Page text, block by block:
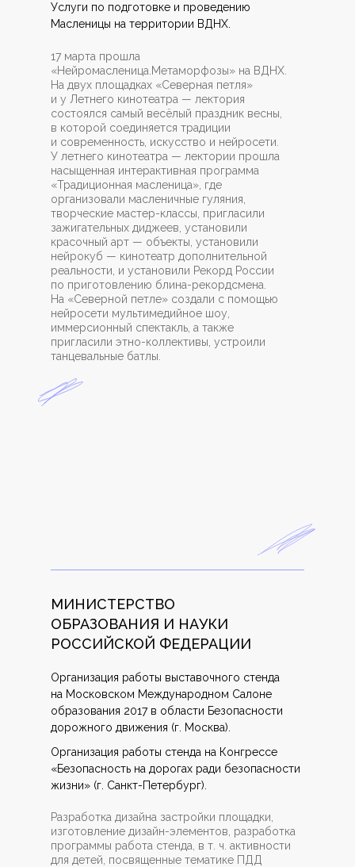
Организация работы стенда на Конгрессе
«Безопасность на дорогах ради безопасности
жизни» (г. Санкт-Петербург).
Разработка дизайна застройки площадки,
изготовление дизайн-элементов, разработка
программы работа стенда, в т. ч. активности
для детей, посвященные тематике ПДД
Организация работы выставочного стенда
на Московском Международном Салоне
образования 2017 в области Безопасности
дорожного движения (г. Москва).
МИНИСТЕРСТВО
ОБРАЗОВАНИЯ И НАУКИ
РОССИЙСКОЙ ФЕДЕРАЦИИ
Услуги по подготовке и проведению
Масленицы на территории ВДНХ.
17 марта прошла
«Нейромасленица.Метаморфозы» на ВДНХ.
На двух площадках «Северная петля»
и у Летнего кинотеатра — лектория
состоялся самый весёлый праздник весны,
в которой соединяется традиции
и современность, искусство и нейросети.
У летнего кинотеатра — лектории прошла
насыщенная интерактивная программа
«Традиционная масленица», где
организовали масленичные гуляния,
творческие мастер-классы, пригласили
зажигательных диджеев, установили
красочный арт — объекты, установили
нейрокуб — кинотеатр дополнительной
реальности, и установили Рекорд России
по приготовлению блина-рекордсмена.
На «Северной петле» создали с помощью
нейросети мультимедийное шоу,
иммерсионный спектакль, а также
пригласили этно-коллективы, устроили
танцевальные батлы.